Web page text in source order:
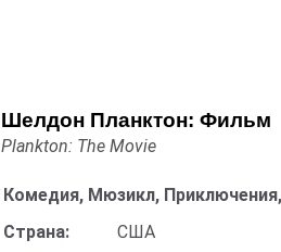
Шелдон Планктон: Фильм
Plankton: The Movie
Комедия, Мюзикл,
Страна:
США